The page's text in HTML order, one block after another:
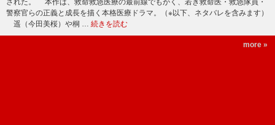
された。 本作は、救命救急医療の最前線でもがく、若き救命医・救急隊員・
警察官らの正義と成長を描く本格医療ドラマ。（※以下、ネタバレを含みます）
遥（今田美桜）や桐 … 続きを読む
more »